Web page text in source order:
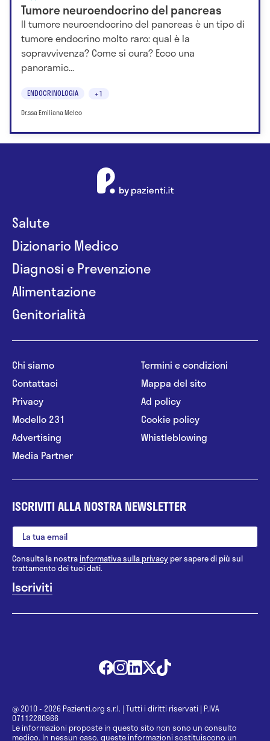
Tumore neuroendocrino del pancreas
Il tumore neuroendocrino del pancreas è un tipo di
tumore endocrino molto raro: qual è la
sopravvivenza? Come si cura? Ecco una
panoramic...
ENDOCRINOLOGIA +1
Dr.ssa Emiliana Meleo
Salute
Dizionario Medico
Diagnosi e Prevenzione
Alimentazione
Genitorialità
Chi siamo
Contattaci
Privacy
Modello 231
Advertising
Media Partner
Termini e condizioni
Mappa del sito
Ad policy
Cookie policy
Whistleblowing
ISCRIVITI ALLA NOSTRA NEWSLETTER
Consulta la nostrainformativa sulla privacy per sapere di più sul
trattamento dei tuoi dati.
@ 2010 - 2026 Pazienti.org s.r.l. | Tutti i diritti riservati | P.IVA
07112280966
Le informazioni proposte in questo sito non sono un consulto
medico. In nessun caso, queste informazioni sostituiscono un